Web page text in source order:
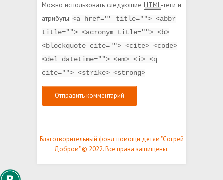
Можно использовать следующие HTML-теги и
атрибуты: <a href="" title=""> <abbr
title=""> <acronym title=""> <b>
<blockquote cite=""> <cite> <code>
<del datetime=""> <em> <i> <q
cite=""> <strike> <strong>
Благотворительный фонд помощи детям "Согрей
Добром" © 2022. Все права защищены.